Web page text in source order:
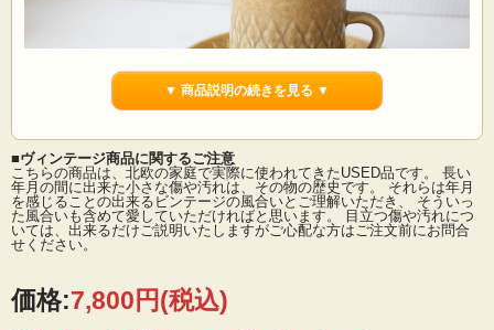
デンマーク、イェンス・クイストゴー（Jens.H.Quistgaard）デザインreliefシリー
ズのカップ＆ソーサーです。葉っぱの形をモチーフにした絵柄が素敵なシリーズ
です。マットな釉薬を使用しているため、落ち着いた雰囲気を醸しだしていま
※レリーフシリーズは、当時人気を博したため3社に渡って製造されました。その
▼ 商品説明の続きを見る ▼
■ヴィンテージ商品に関するご注意
こちらの商品は、北欧の家庭で実際に使われてきたUSED品です。 長い
年月の間に出来た小さな傷や汚れは、その物の歴史です。 それらは年月
を感じることの出来るビンテージの風合いとご理解いただき、 そういっ
た風合いも含めて愛していただければと思います。 目立つ傷や汚れにつ
いては、出来るだけご説明いたしますがご心配な方はご注文前にお問合
せください。
価格:7,800円(税込)